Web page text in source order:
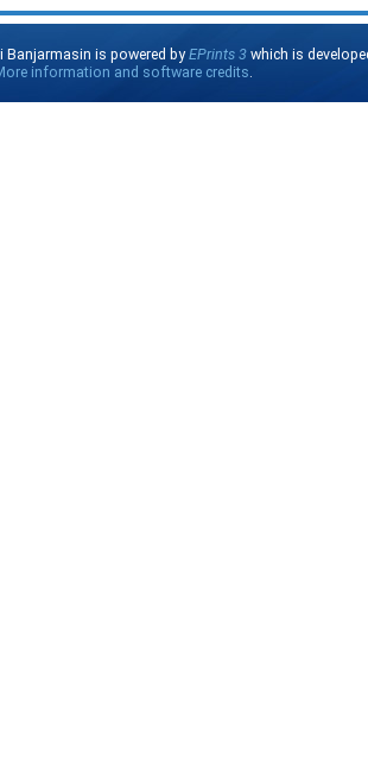
Banjarmasin is powered byEPrints 3 which is
information and software credits.